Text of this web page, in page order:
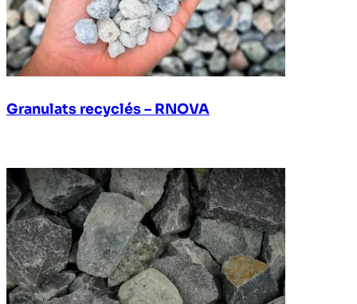
Granulats recyclés – RNOVA